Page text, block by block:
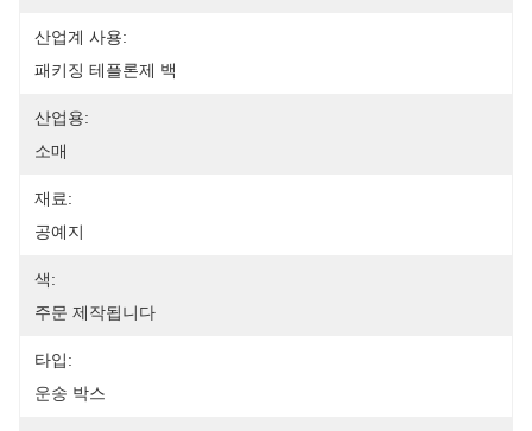
산업계 사용:
패키징 테플론제 백
산업용:
소매
재료:
공예지
색:
주문 제작됩니다
타입:
운송 박스